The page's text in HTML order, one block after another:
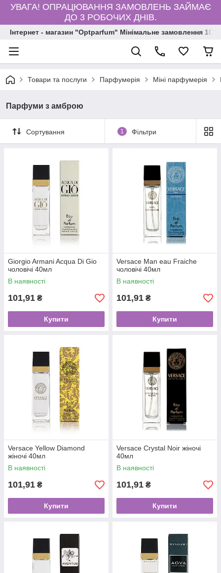
УВАГА! ОПРАЦЮВАННЯ ЗАМОВЛЕНЬ ЗАЙМАЄ
ДО 3 РОБОЧИХ ДНІВ.
Інтернет - магазин "Optparfum" Мінімальне замовлення
Товари та послуги Парфумерія Міні парфумерія
Парфуми з амброю
Сортування 1 Фільтри
Giorgio Armani Acqua Di Gio
чоловічі 40мл
В наявності
101,91 ₴
Купити
Versace Man eau Fraiche
чоловічі 40мл
В наявності
101,91 ₴
Купити
Versace Yellow Diamond
жіночі 40мл
В наявності
101,91 ₴
Купити
Versace Crystal Noir жіночі
40мл
В наявності
101,91 ₴
Купити